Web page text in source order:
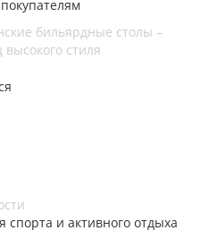
бильярдные столы –
высокого стиля
спорта и активного отдыха